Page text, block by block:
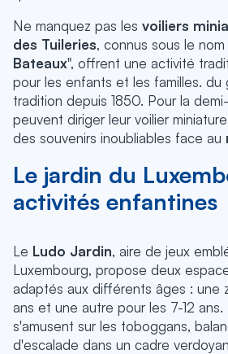
Ne manquez pas les voiliers
des Tuileries, connus sous le
Bateaux", offrent une activité
pour les enfants et les familles. du
tradition depuis 1850. Pour la
peuvent diriger leur voilier
des souvenirs inoubliables face au
Le jardin du
activités enfantines
Le Ludo Jardin, aire de jeux
Luxembourg, propose deux
adaptés aux différents âges : une
ans et une autre pour les 7-12
s'amusent sur les toboggans,
d'escalade dans un cadre